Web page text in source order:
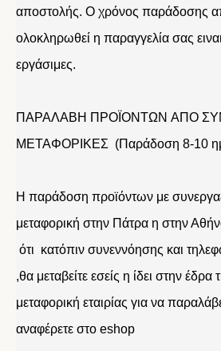
αποστολής. Ο χρόνος παράδοσης
ολοκληρωθεί η παραγγελία σας
εργάσιμες.
ΠΑΡΑΛΑΒΗ ΠΡΟΪΟΝΤΩΝ ΑΠΟ
ΜΕΤΑΦΟΡΙΚΕΣ (Παράδοση 8-10
Η παράδοση προϊόντων με
μεταφορική στην Πάτρα η στην
ότι κατόπιν συνεννόησης και
,θα μεταβείτε εσείς η ίδει στην
μεταφορική εταιρίας για να
αναφέρετε στο eshop